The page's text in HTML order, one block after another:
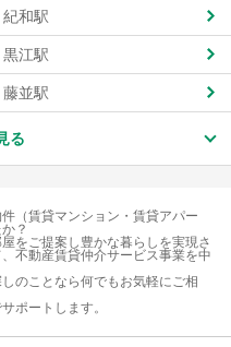
紀和駅
黒江駅
藤並駅
る
（賃貸マンション・賃貸アパー
？
をご提案し豊かな暮らしを実現さ
不動産賃貸仲介サービス事業を中
のことなら何でもお気軽にご相
ポートします。